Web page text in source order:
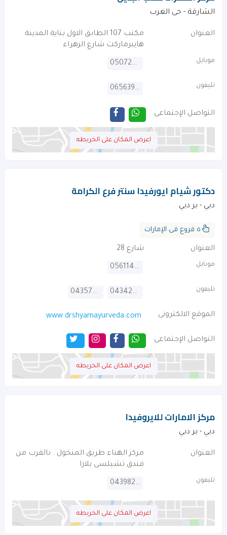
الشارقة - حى الغرب
العنوان
مكتب 107 الطابق الاول بناية المدينة
هايبرماركت شارع الزهراء
موبايل 0507278620
تليفون 065639530
التواصل الإجتماعى
اعرض المكان على الخريطه
دكتور شيام ايورفيدا سنتر فرع الكرامة
دبي - بر دبي
العنوان شارع 28
موبايل 0561144248
تليفون 043426434
043578644
الموقع الالكترونى www.drshyamayurveda.com
التواصل الإجتماعى
اعرض المكان على الخريطه
مركز الامارات للايروفيدا
دبي - بر دبي
العنوان
مركز الهناء طريق المنخول . بالقرب من
فندق تشيلسى بلازا
تليفون 043982111
اعرض المكان على الخريطه